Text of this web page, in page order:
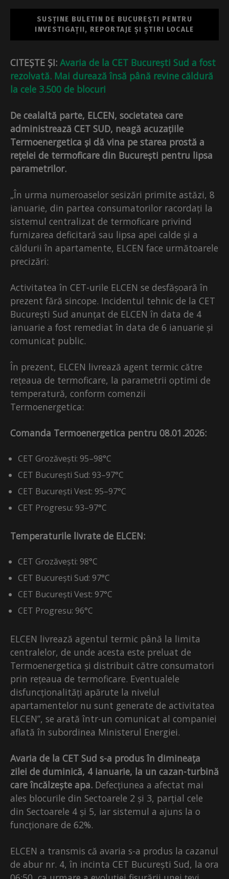
SUSȚINE BULETIN DE BUCUREȘTI PENTRU
INVESTIGAȚII, REPORTAJE ȘI ȘTIRI LOCALE
CITEȘTE ȘI: Avaria de la CET București Sud a fost
rezolvată. Mai durează însă până revine căldură
la cele 3.500 de blocuri
De cealaltă parte, ELCEN, societatea care
administrează CET SUD, neagă acuzațiile
Termoenergetica și dă vina pe starea prostă a
rețelei de termoficare din București pentru lipsa
parametrilor.
„În urma numeroaselor sesizări primite astăzi, 8
ianuarie, din partea consumatorilor racordați la
sistemul centralizat de termoficare privind
furnizarea deficitară sau lipsa apei calde și a
căldurii în apartamente, ELCEN face următoarele
precizări:
Activitatea în CET-urile ELCEN se desfășoară în
prezent fără sincope. Incidentul tehnic de la CET
București Sud anunțat de ELCEN în data de 4
ianuarie a fost remediat în data de 6 ianuarie și
comunicat public.
În prezent, ELCEN livrează agent termic către
rețeaua de termoficare, la parametrii optimi de
temperatură, conform comenzii
Termoenergetica:
Comanda Termoenergetica pentru 08.01.2026:
CET Grozăvești: 95–98°C
CET București Sud: 93–97°C
CET București Vest: 95–97°C
CET Progresu: 93–97°C
Temperaturile livrate de ELCEN:
CET Grozăvești: 98°C
CET București Sud: 97°C
CET București Vest: 97°C
CET Progresu: 96°C
ELCEN livrează agentul termic până la limita
centralelor, de unde acesta este preluat de
Termoenergetica și distribuit către consumatori
prin rețeaua de termoficare. Eventualele
disfuncționalități apărute la nivelul
apartamentelor nu sunt generate de activitatea
ELCEN”, se arată într-un comunicat al companiei
aflată în subordinea Ministerul Energiei.
Avaria de la CET Sud s-a produs în dimineața
zilei de duminică, 4 ianuarie, la un cazan-turbină
care încălzește apa. Defecțiunea a afectat mai
ales blocurile din Sectoarele 2 și 3, parțial cele
din Sectoarele 4 și 5, iar sistemul a ajuns la o
funcționare de 62%.
ELCEN a transmis că avaria s-a produs la cazanul
de abur nr. 4, în incinta CET București Sud, la ora